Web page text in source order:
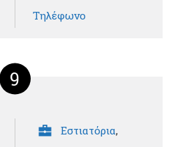
Τηλέφωνο
9
Εστιατόρια,